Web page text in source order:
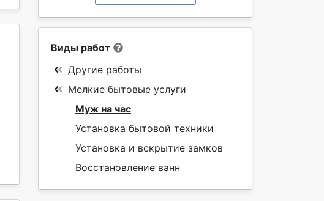
Виды работ
Другие работы
Мелкие бытовые услуги
Муж на час
Установка бытовой техники
Установка и вскрытие замков
Восстановление ванн